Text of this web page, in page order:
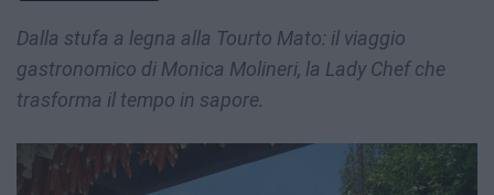
Dalla stufa a legna alla Tourto Mato: il viaggio
gastronomico di Monica Molineri, la Lady Chef che
trasforma il tempo in sapore.